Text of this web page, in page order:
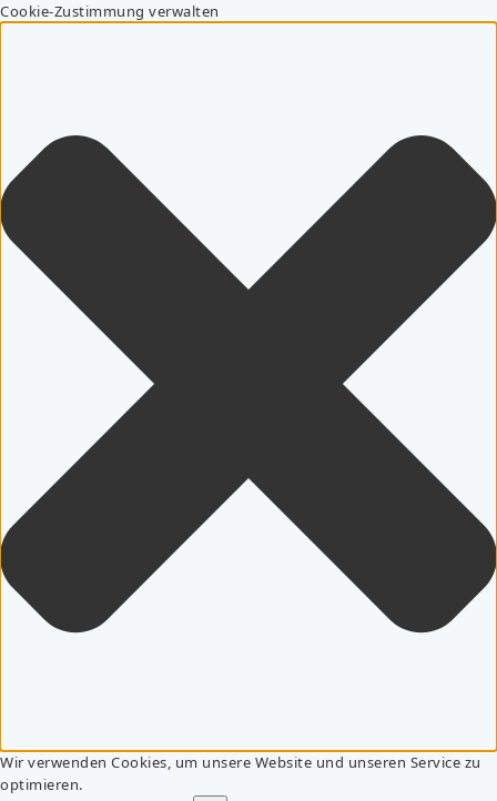
Cookie-Zustimmung verwalten
Wir verwenden Cookies, um unsere Website und unseren Service zu
optimieren.